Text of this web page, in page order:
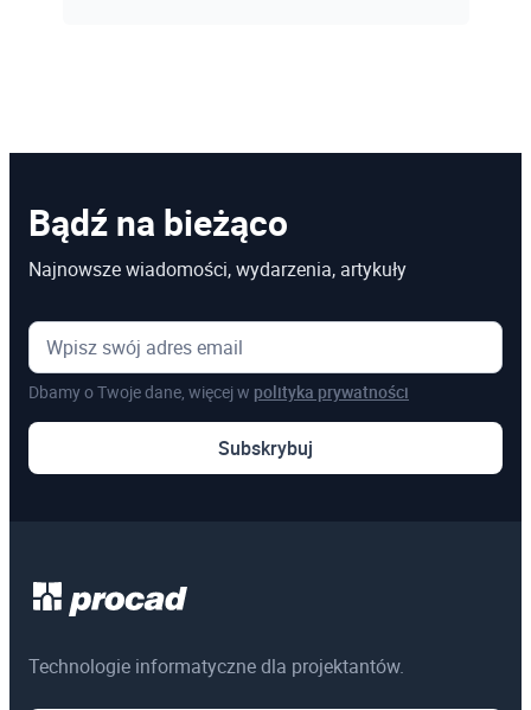
Bądź na bieżąco
Najnowsze wiadomości, wydarzenia, artykuły
Dbamy o Twoje dane, więcej w polityka prywatności
Subskrybuj
Technologie informatyczne dla projektantów.